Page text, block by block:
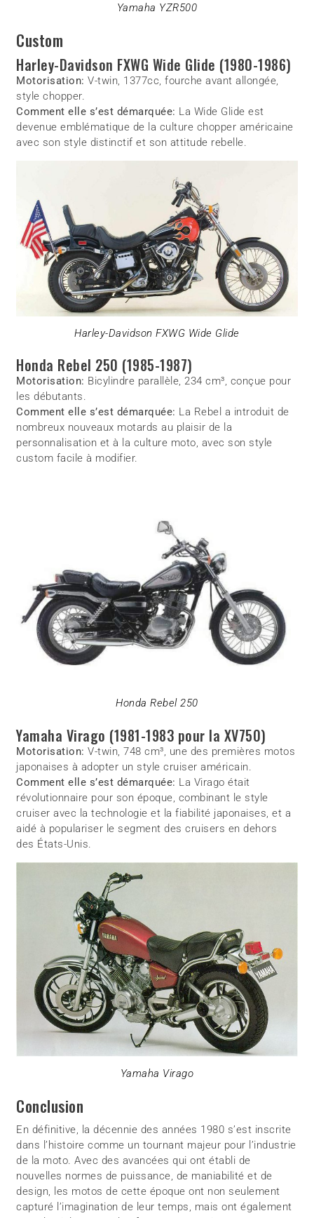
Yamaha YZR500
Custom
Harley-Davidson FXWG Wide Glide (1980-1986)
Motorisation: V-twin, 1377cc, fourche avant allongée,
style chopper.
Comment elle s’est démarquée: La Wide Glide est
devenue emblématique de la culture chopper américaine
avec son style distinctif et son attitude rebelle.
Harley-Davidson FXWG Wide Glide
Honda Rebel 250 (1985-1987)
Motorisation: Bicylindre parallèle, 234 cm³, conçue pour
les débutants.
Comment elle s’est démarquée: La Rebel a introduit de
nombreux nouveaux motards au plaisir de la
personnalisation et à la culture moto, avec son style
custom facile à modifier.
Honda Rebel 250
Yamaha Virago (1981-1983 pour la XV750)
Motorisation: V-twin, 748 cm³, une des premières motos
japonaises à adopter un style cruiser américain.
Comment elle s’est démarquée: La Virago était
révolutionnaire pour son époque, combinant le style
cruiser avec la technologie et la fiabilité japonaises, et a
aidé à populariser le segment des cruisers en dehors
des États-Unis.
Yamaha Virago
Conclusion
En définitive, la décennie des années 1980 s’est inscrite
dans l’histoire comme un tournant majeur pour l’industrie
de la moto. Avec des avancées qui ont établi de
nouvelles normes de puissance, de maniabilité et de
design, les motos de cette époque ont non seulement
capturé l’imagination de leur temps, mais ont également